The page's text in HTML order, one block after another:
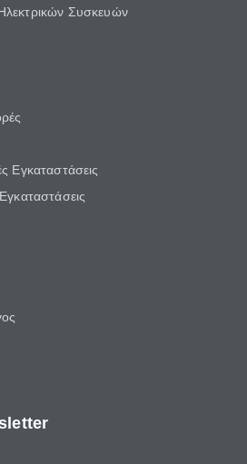
Συσκευών
Εγκαταστάσεις